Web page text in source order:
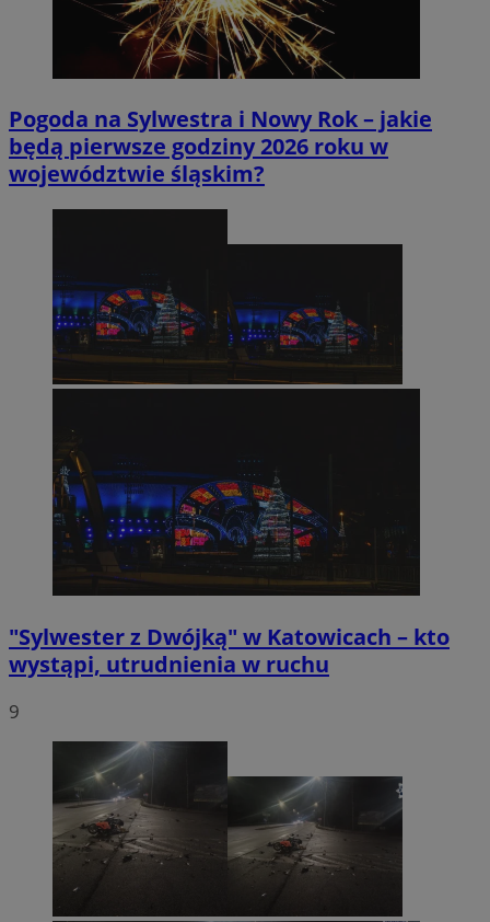
Pogoda na Sylwestra i Nowy Rok – jakie
będą pierwsze godziny 2026 roku w
województwie śląskim?
"Sylwester z Dwójką" w Katowicach – kto
wystąpi, utrudnienia w ruchu
9